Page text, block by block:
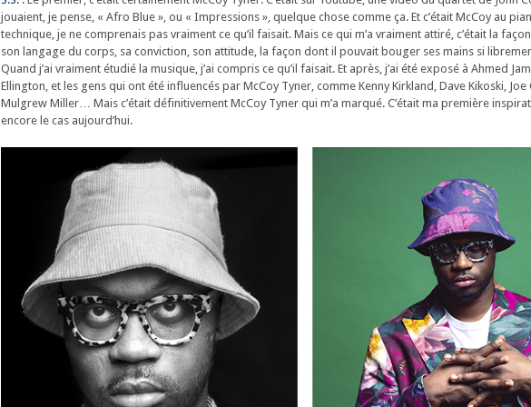
jouaient, je pense, « Afro Blue », ou « Impressions », quelque chose comme ça. Et c’était McCoy au
technique, je ne comprenais pas vraiment ce qu’il faisait. Mais ce qui m’a vraiment attiré, c’était la
son langage du corps, sa conviction, son attitude, la façon dont il pouvait bouger ses mains si
Quand j’ai vraiment étudié la musique, j’ai compris ce qu’il faisait. Et après, j’ai été exposé à Ahmed
Ellington, et les gens qui ont été influencés par McCoy Tyner, comme Kenny Kirkland, Dave Kikoski, Joe
Mulgrew Miller… Mais c’était définitivement McCoy Tyner qui m’a marqué. C’était ma première
encore le cas aujourd’hui.